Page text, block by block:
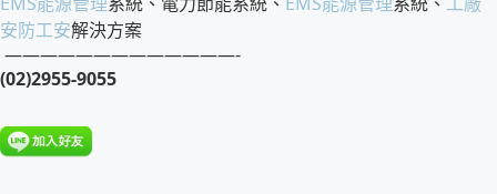
安防工安解決方案
—————————————-
(02)2955-9055